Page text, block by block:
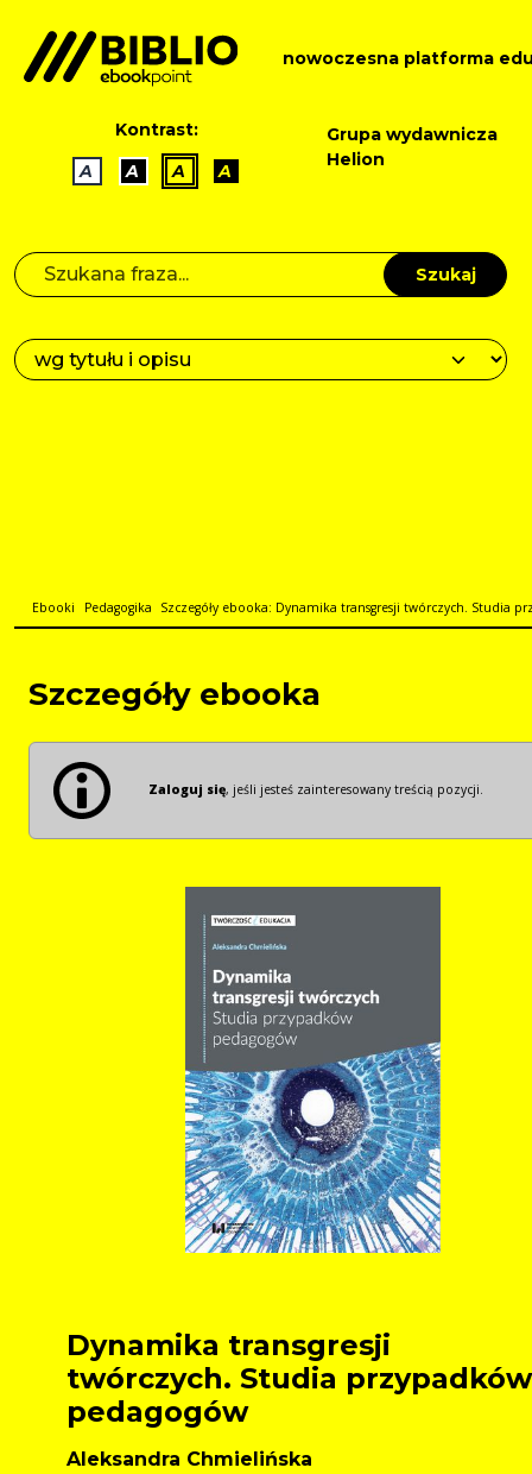
nowoczesna platforma
Kontrast:
A
A A A
Grupa wydawnicza
Helion
Szukaj
Ebooki Pedagogika Szczegóły ebooka: Dynamika transgresji twórczych. Studia
Szczegóły ebooka
Zaloguj się, jeśli jesteś zainteresowany treścią pozycji.
Dynamika transgresji
twórczych. Studia przypadków
pedagogów
Aleksandra Chmielińska